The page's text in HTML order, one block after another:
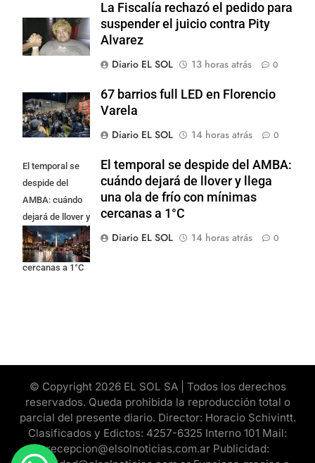
La Fiscalía rechazó el pedido para
suspender el juicio contra Pity
Alvarez
Diario EL SOL
13 horas atrás 0
67 barrios full LED en Florencio
Varela
Diario EL SOL
14 horas atrás 0
El temporal se
despide del
AMBA: cuándo
dejará de llover y
llega una ola de
frío con mínimas
cercanas a 1°C
El temporal se despide del AMBA:
cuándo dejará de llover y llega
una ola de frío con mínimas
cercanas a 1°C
Diario EL SOL
14 horas atrás 0
© Copyright 2026 EL SOL SA | Todos los derechos
reservados. Queda prohibida la reproducción total o
parcial del presente diario. Director: Horacio Schivintt.
Clasificados y Edictos: 4257-6325 Interno 101 Mail:
recepcion@elsolnoticias.com.ar Publicidad: